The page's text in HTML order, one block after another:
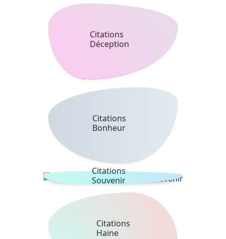
Citations
Déception
Citations
Bonheur
Citations
Souvenir
Citations
Haine